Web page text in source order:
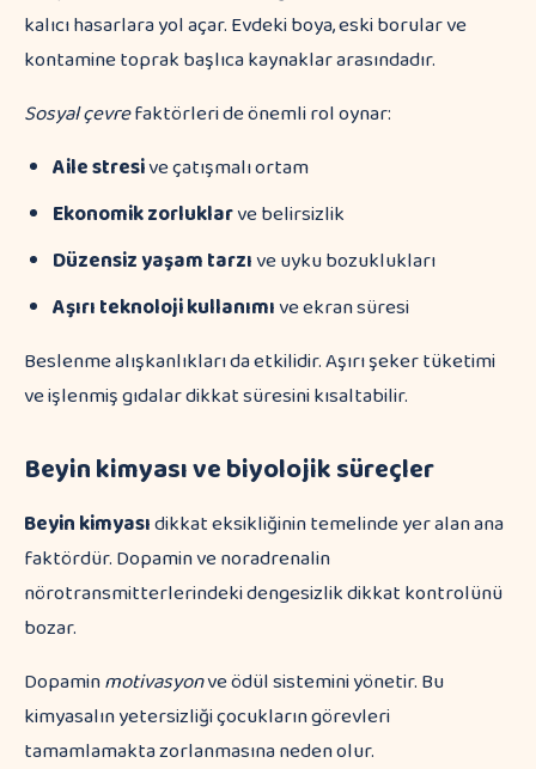
kalıcı hasarlara yol açar. Evdeki boya, eski borular ve
kontamine toprak başlıca kaynaklar arasındadır.
Sosyal çevrefaktörleri de önemli rol oynar:
Aile stresive çatışmalı ortam
Ekonomik zorluklarve belirsizlik
Düzensiz yaşam tarzıve uyku bozuklukları
Aşırı teknoloji kullanımıve ekran süresi
Beslenme alışkanlıkları da etkilidir. Aşırı şeker tüketimi
ve işlenmiş gıdalar dikkat süresini kısaltabilir.
Beyin kimyası ve biyolojik süreçler
Beyin kimyasıdikkat eksikliğinin temelinde yer alan ana
faktördür. Dopamin ve noradrenalin
nörotransmitterlerindeki dengesizlik dikkat kontrolünü
bozar.
Dopaminmotivasyonve ödül sistemini yönetir. Bu
kimyasalın yetersizliği çocukların görevleri
tamamlamakta zorlanmasına neden olur.